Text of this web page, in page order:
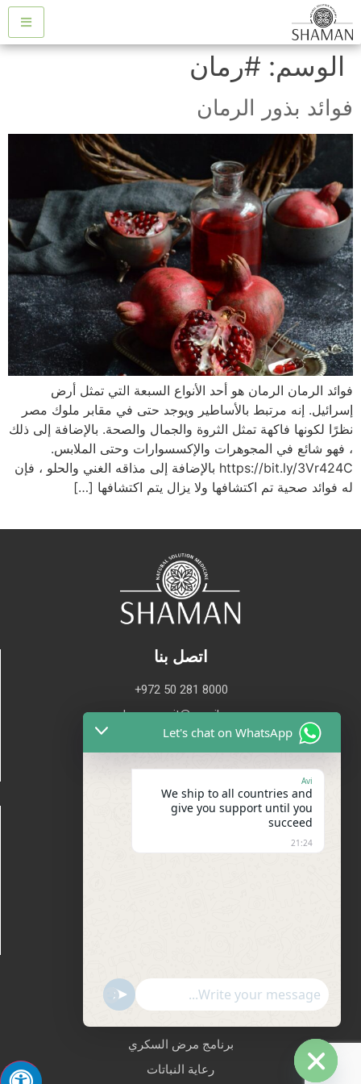
الوسم: #رمان
فوائد بذور الرمان
فوائد الرمان الرمان هو أحد الأنواع السبعة التي تمثل أرض
إسرائيل. إنه مرتبط بالأساطير ويوجد حتى في مقابر ملوك مصر
نظرًا لكونها فاكهة تمثل الثروة والجمال والصحة. بالإضافة إلى ذلك
، فهو شائع في المجوهرات والإكسسوارات وحتى الملابس.
https://bit.ly/3Vr424C بالإضافة إلى مذاقه الغني والحلو ، فإن
له فوائد صحية تم اكتشافها ولا يزال يتم اكتشافها […]
اتصل بنا
+972 50 281 8000
shaman.orit@gmail.com
خريطة الموقع
منتجات
برنامج مرض السكري
رعاية النباتات
Let's chat on WhatsApp
Avi
We ship to all countries and
give you support until you
succeed
21:24
Show Emojis
undefined